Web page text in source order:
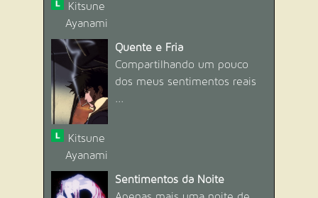
Dificuldade:
Conquistado por
Seja vigiado por um outro membro da
Kitsune
Ayanami
Kitsune
Ayanami
Quente e Fria
Compartilhando um pouco
dos meus sentimentos reais
...
Sentimentos da Noite